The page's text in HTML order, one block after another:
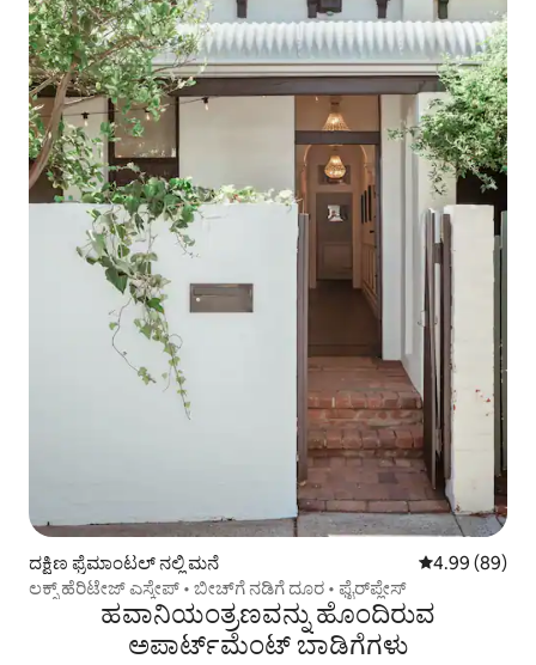
ದಕ್ಷಿಣ ಫ್ರೆಮಾಂಟಲ್ ನಲ್ಲಿ ಮನೆ 5 ರಲ್ಲಿ 4.99
4.99 (89)
ಲಕ್ಸ್ ಹೆರಿಟೇಜ್ ಎಸ್ಕೇಪ್ • ಬೀಚ್‌ಗೆ ನಡಿಗೆ ದೂರ • ಫೈರ್‌ಪ್ಲೇಸ್
ಹವಾನಿಯಂತ್ರಣವನ್ನು ಹೊಂದಿರುವ
ಅಪಾರ್ಟ್‌ಮೆಂಟ್‌ ಬಾಡಿಗೆಗಳು